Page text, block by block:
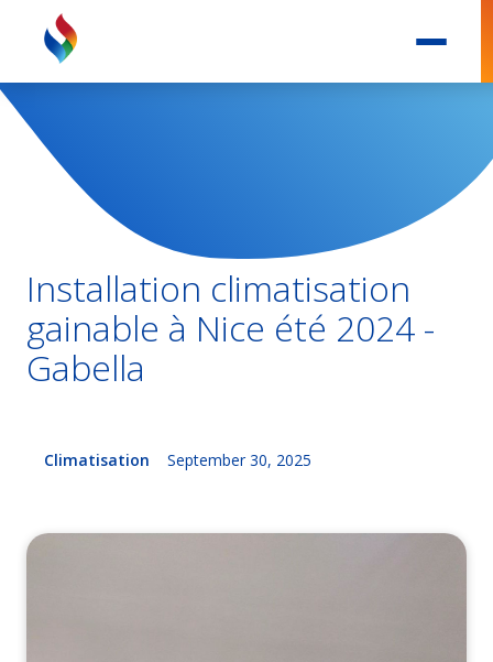
Installation climatisation
gainable à Nice été 2024 -
Gabella
Climatisation September 30, 2025